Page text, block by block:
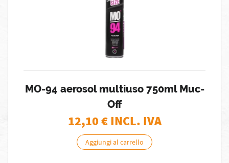
MO-94 aerosol multiuso 750ml Muc-
Off
12,10€ INCL. IVA
Aggiungi al carrello